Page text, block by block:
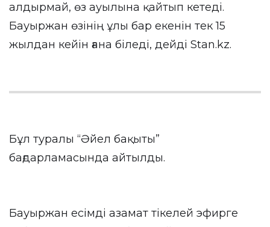
алдырмай, өз ауылына қайтып кетеді.
Бауыржан өзінің ұлы бар екенін тек 15
жылдан кейін ғана біледі, дейді Stan.kz.
Бұл туралы “Әйел бақыты”
бағдарламасында айтылды.
Бауыржан есімді азамат тікелей эфирге